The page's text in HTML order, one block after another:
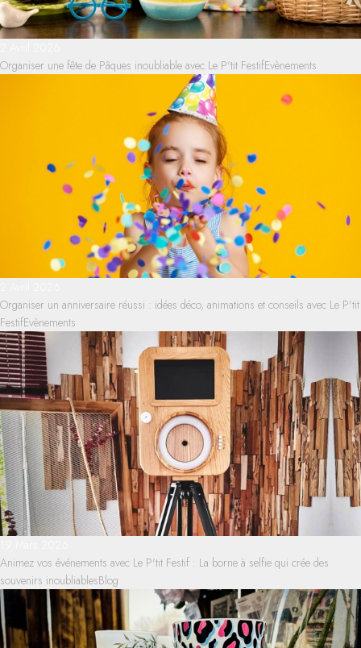
Organiser une fête de Pâques inoubliable avec Le P'tit FestifEvènements
Organiser un anniversaire réussi : idées déco, animations et conseils avec Le P'tit
FestifEvènements
Animez vos événements avec Le P'tit Festif : La borne à selfie qui crée des
souvenirs inoubliablesBlog